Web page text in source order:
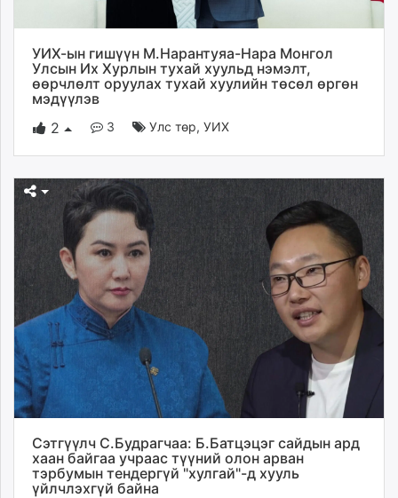
УИХ-ын гишүүн М.Нарантуяа-Нара Монгол
Улсын Их Хурлын тухай хуульд нэмэлт,
өөрчлөлт оруулах тухай хуулийн төсөл өргөн
мэдүүлэв
2
3 Улс төр,УИХ
Сэтгүүлч С.Будрагчаа: Б.Батцэцэг сайдын ард
хаан байгаа учраас түүний олон арван
тэрбумын тендергүй "хулгай"-д хууль
үйлчлэхгүй байна